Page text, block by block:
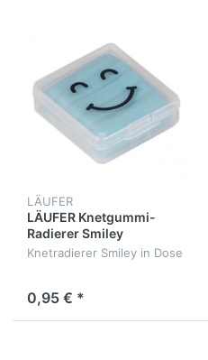
LÄUFER
LÄUFER Knetgummi-
Radierer Smiley
Knetradierer Smiley in Dose
0,95 € *